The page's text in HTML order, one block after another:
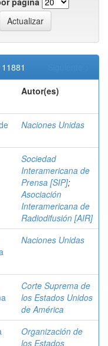
Autor(es)
Naciones Unidas
Sociedad
Interamericana de
Prensa [SIP];
Asociación
Interamericana de
Radiodifusión [AIR]
Naciones Unidas
Corte Suprema de
los Estados Unidos
de América
Organización de
los Estados